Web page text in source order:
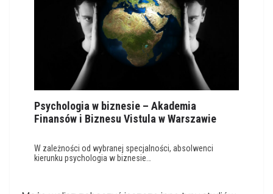
Psychologia w biznesie – Akademia
Finansów i Biznesu Vistula w Warszawie
W zależności od wybranej specjalności, absolwenci
kierunku psychologia w biznesie…